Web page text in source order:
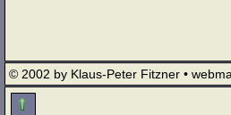
© 2002 by Klaus-Peter Fitzner •